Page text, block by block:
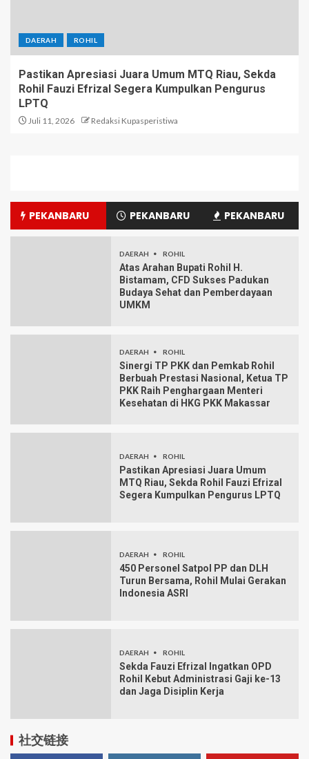
DAERAH ROHIL
Pastikan Apresiasi Juara Umum MTQ Riau, Sekda
Rohil Fauzi Efrizal Segera Kumpulkan Pengurus
LPTQ
Juli 11, 2026 Redaksi Kupasperistiwa
PEKANBARU PEKANBARU PEKANBARU
DAERAH ROHIL
Atas Arahan Bupati Rohil H.
Bistamam, CFD Sukses Padukan
Budaya Sehat dan Pemberdayaan
UMKM
DAERAH ROHIL
Sinergi TP PKK dan Pemkab Rohil
Berbuah Prestasi Nasional, Ketua TP
PKK Raih Penghargaan Menteri
Kesehatan di HKG PKK Makassar
DAERAH ROHIL
Pastikan Apresiasi Juara Umum
MTQ Riau, Sekda Rohil Fauzi Efrizal
Segera Kumpulkan Pengurus LPTQ
DAERAH ROHIL
450 Personel Satpol PP dan DLH
Turun Bersama, Rohil Mulai Gerakan
Indonesia ASRI
DAERAH ROHIL
Sekda Fauzi Efrizal Ingatkan OPD
Rohil Kebut Administrasi Gaji ke-13
dan Jaga Disiplin Kerja
社交链接